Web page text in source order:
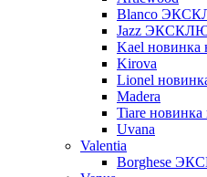
Blanco
Jazz
Kael новинка
Kirova
Lionel
Madera
Tiare новинка
Uvana
Valentia
Borghese